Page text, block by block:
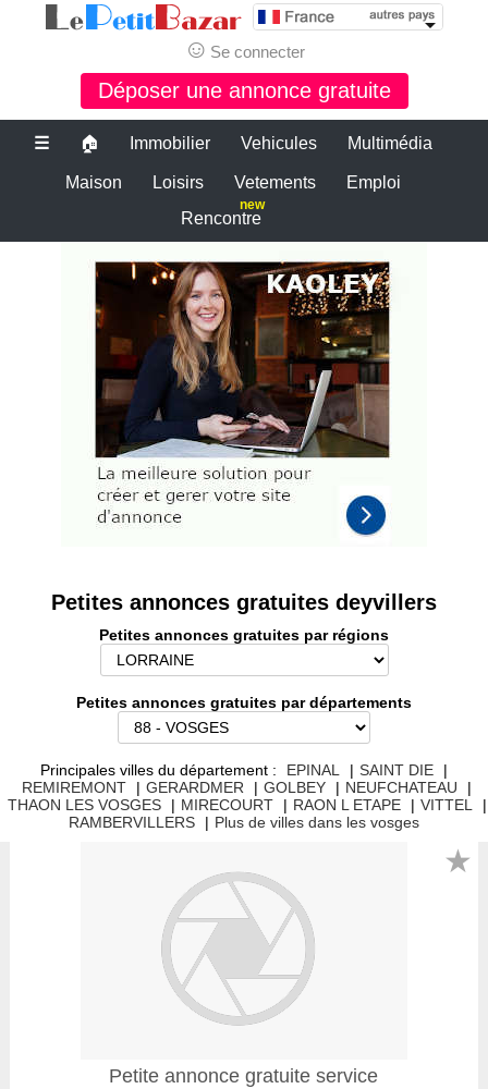
☺ Se connecter
Déposer une annonce gratuite
☰ 🏠 Immobilier Vehicules Multimédia
Maison Loisirs Vetements
Emploi
Rencontre
new
Petites annonces gratuites deyvillers
Petites annonces gratuites par régions
Petites annonces gratuites par départements
Principales villes du département : EPINAL | SAINT DIE
|
REMIREMONT
| GERARDMER | GOLBEY | NEUFCHATEAU
|
THAON LES VOSGES
| MIRECOURT | RAON L ETAPE | VITTEL
|
RAMBERVILLERS
| Plus de villes dans les vosges
Petite annonce gratuite service
★